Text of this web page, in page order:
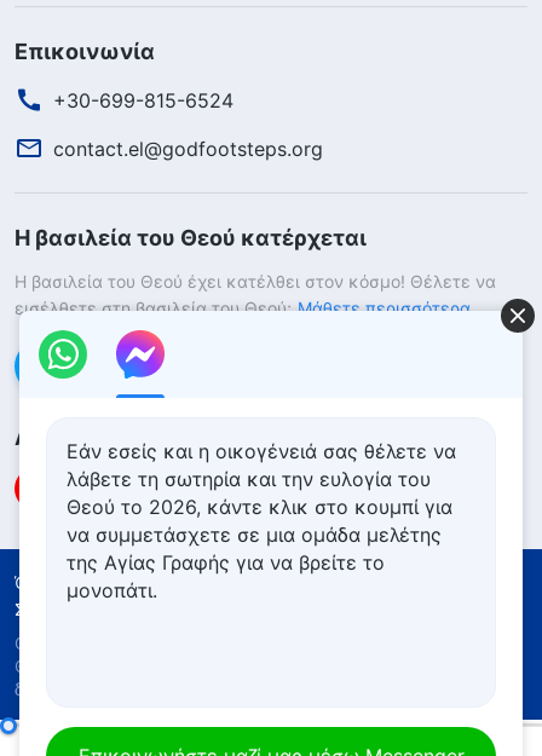
Επικοινωνία
+30-699-815-6524
contact.el@godfootsteps.org
Η βασιλεία του Θεού κατέρχεται
Η βασιλεία του Θεού έχει κατέλθει στον κόσμο! Θέλετε να
εισέλθετε στη βασιλεία του Θεού; Μάθετε περισσότερα
Επικοινωνήστε μαζί μας μέσω Messenger
Ακολουθήστε μας
Όροι Χρήσης
Πολιτική απορρήτου
Συντελεστές
Copyright © 2026
Θεού
δικαιώματος.
Εάν εσείς και η οικογένειά σας θέλετε να
λάβετε τη σωτηρία και την ευλογία του
Θεού το 2026, κάντε κλικ στο κουμπί για
να συμμετάσχετε σε μια ομάδα μελέτης
της Αγίας Γραφής για να βρείτε το
μονοπάτι.